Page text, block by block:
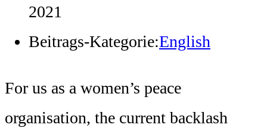
2021
Beitrags-Kategorie:English
For us as a women’s peace
organisation, the current backlash